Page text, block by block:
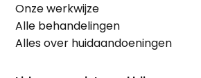
Onze werkwijze
Alle behandelingen
Alles over huidaandoeningen